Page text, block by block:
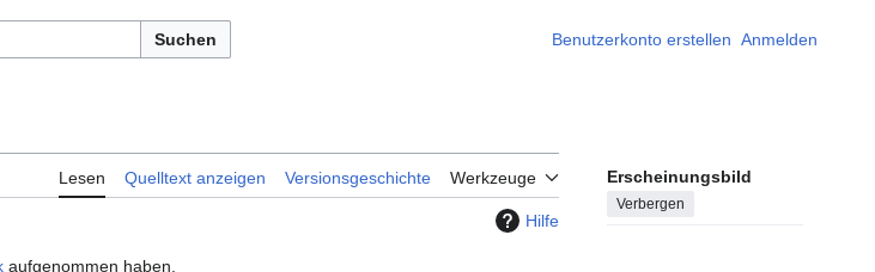
Suchen Benutzerkonto erstellen Anmelden
Lesen Quelltext anzeigen Versionsgeschichte Werkzeuge Erscheinungsbild
Verbergen
Hilfe
aufgenommen haben.